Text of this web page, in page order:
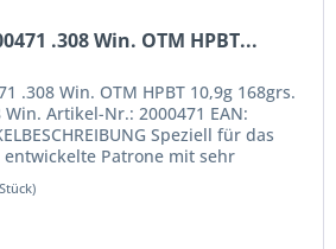
.308 Win. OTM HPBT...
.308 Win. OTM HPBT 10,9g 168grs.
Artikel-Nr.: 2000471 EAN:
Speziell für das
entwickelte Patrone mit sehr